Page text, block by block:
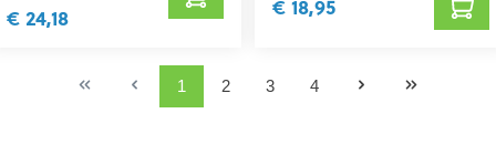
€ 24,18 € 18,95
1 2 3 4